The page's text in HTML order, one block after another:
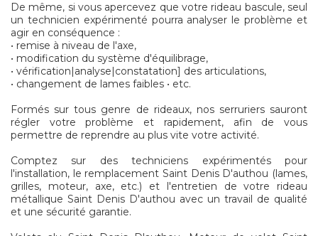
De même, si vous apercevez que votre rideau bascule, seul
un technicien expérimenté pourra analyser le problème et
agir en conséquence :
• remise à niveau de l'axe,
• modification du système d'équilibrage,
• vérification|analyse|constatation] des articulations,
• changement de lames faibles • etc.
Formés sur tous genre de rideaux, nos serruriers sauront
régler votre problème et rapidement, afin de vous
permettre de reprendre au plus vite votre activité.
Comptez sur des techniciens expérimentés pour
l'installation, le remplacement Saint Denis D'authou (lames,
grilles, moteur, axe, etc.) et l'entretien de votre rideau
métallique Saint Denis D'authou avec un travail de qualité
et une sécurité garantie.